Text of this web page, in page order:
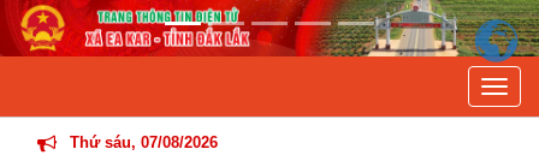
Thứ sáu, 07/08/2026